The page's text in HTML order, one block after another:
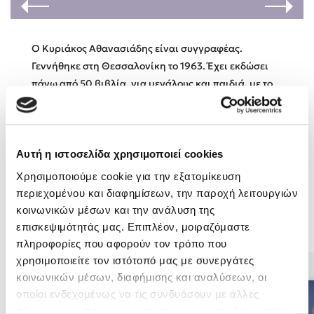
Αυτή η ιστοσελίδα χρησιμοποιεί cookies
Χρησιμοποιούμε cookie για την εξατομίκευση
περιεχομένου και διαφημίσεων, την παροχή λειτουργιών
κοινωνικών μέσων και την ανάλυση της
επισκεψιμότητάς μας. Επιπλέον, μοιραζόμαστε
πληροφορίες που αφορούν τον τρόπο που
χρησιμοποιείτε τον ιστότοπό μας με συνεργάτες
κοινωνικών μέσων, διαφήμισης και αναλύσεων, οι
οποίοι ενδεχομένως να τις συνδυάσουν με άλλες
Το λιμάνι μου είσαι εσύ
Ένας γίγαντας στο σχολείο
Δανάη Δεληγεώργη
Ο Κυριάκος Αθανασιάδης είναι συγγραφέας.
Γεννήθηκε στη Θεσσαλονίκη το 1963. Έχει εκδώσει
πάνω από 50 βιβλία, για μεγάλους και παιδιά, με το
όνομά του και με μία σειρά ψευδώνυμα. Από τις
εκδόσεις Διόπτρα κυκλοφορούν το μυθιστόρημα Το
Μπαμάδες και Μαμπάδες.
Βιβλία του Συγγραφέα